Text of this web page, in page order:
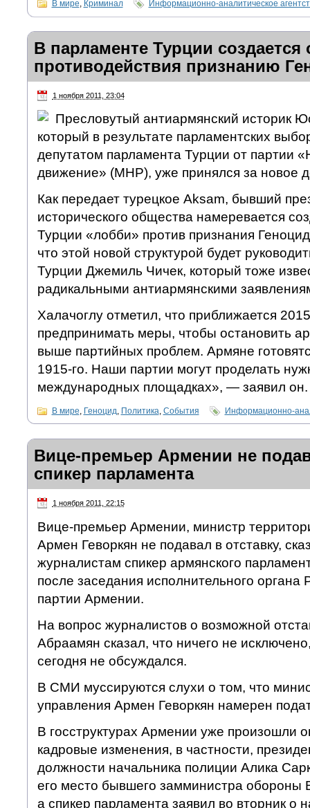
В мире Криминал Информационно-аналитическое
В парламенте Турции создается
противодействия признанию
1 ноября 2011, 23:04
Пресловутый антиармянский историк
который в результате парламентских
депутатом парламента Турции от партии
движение» (MHP), уже принялся за новое
Как передает турецкое Aksam, бывший
исторического общества намеревается
Турции «лобби» против признания
что этой новой структурой будет
Турции Джемиль Чичек, который тоже
радикальными антиармянскими
Халачоглу отметил, что приближается
предпринимать меры, чтобы остановить
выше партийных проблем. Армяне
1915-го. Наши партии могут проделать
международных площадках», — заявил он.
В мире, Геноцид, Политика, События Информационно-
Вице-премьер Армении не
спикер парламента
1 ноября 2011, 22:15
Вице-премьер Армении, министр
Армен Геворкян не подавал в отставку,
журналистам спикер армянского
после заседания исполнительного органа
партии Армении.
На вопрос журналистов о возможной
Абраамян сказал, что ничего не
сегодня не обсуждался.
В СМИ муссируются слухи о том, что
управления Армен Геворкян намерен
В госструктурах Армении уже произошли
кадровые изменения, в частности,
должности начальника полиции Алика
его место бывшего замминистра обороны
а спикер парламента заявил во вторник о